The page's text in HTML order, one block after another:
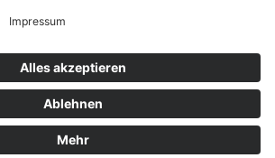
die Seite in sozialen Netzwerken
Impressum